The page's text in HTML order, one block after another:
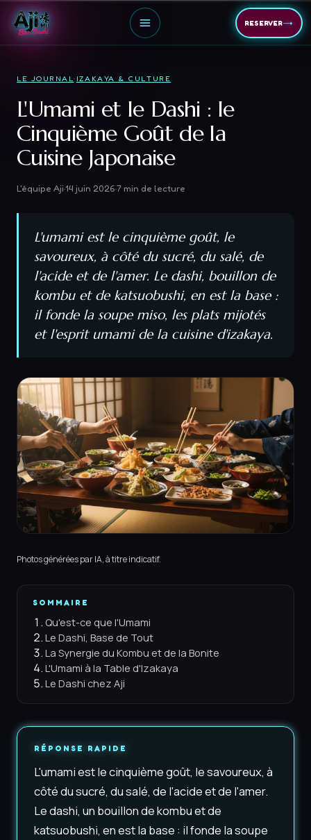
RESERVER→
LE JOURNAL· IZAKAYA & CULTURE
L'Umami et le Dashi : le
Cinquième Goût de la
Cuisine Japonaise
L'équipe Aji·14 juin 2026·7 min de lecture
L'umami est le cinquième goût, le
savoureux, à côté du sucré, du salé, de
l'acide et de l'amer. Le dashi, bouillon de
kombu et de katsuobushi, en est la base :
il fonde la soupe miso, les plats mijotés
et l'esprit umami de la cuisine d'izakaya.
Photos générées par IA, à titre indicatif.
SOMMAIRE
Qu'est-ce que l'Umami
Le Dashi, Base de Tout
La Synergie du Kombu et de la Bonite
L'Umami à la Table d'Izakaya
Le Dashi chez Aji
RÉPONSE RAPIDE
L'umami est le cinquième goût, le savoureux, à
côté du sucré, du salé, de l'acide et de l'amer.
Le dashi, un bouillon de kombu et de
katsuobushi, en est la base : il fonde la soupe